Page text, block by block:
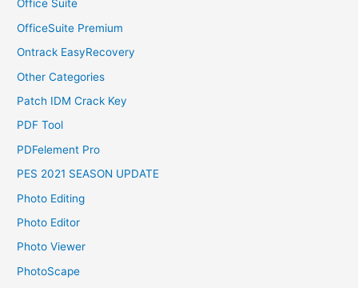
Office Suite
OfficeSuite Premium
Ontrack EasyRecovery
Other Categories
Patch IDM Crack Key
PDF Tool
PDFelement Pro
PES 2021 SEASON UPDATE
Photo Editing
Photo Editor
Photo Viewer
PhotoScape